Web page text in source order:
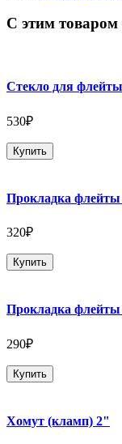
С этим
Стекло для
530₽
Купить
Прокладка
320₽
Купить
Прокладка
290₽
Купить
Хомут (кламп) 2"